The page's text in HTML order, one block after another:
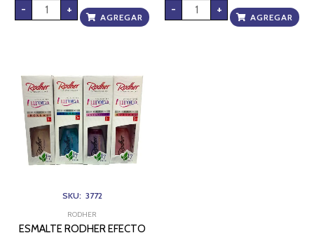
- +
AGREGAR
- +
AGREGAR
SKU: 3772
RODHER
ESMALTE RODHER EFECTO
AURORA
cantidad